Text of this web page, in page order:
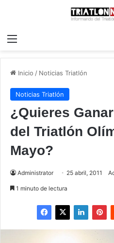
Inicio / Noticias Triatlón
Noticias Triatlón
¿Quieres
del Triatlón
Mayo?
Administrator 25 abril, 2011
1 minuto de lectura